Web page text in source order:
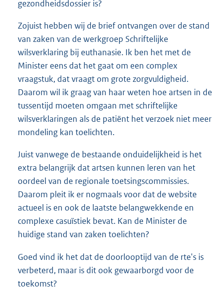
gezondheidsdossier is?
Zojuist hebben wij de brief ontvangen over de stand
van zaken van de werkgroep Schriftelijke
wilsverklaring bij euthanasie. Ik ben het met de
Minister eens dat het gaat om een complex
vraagstuk, dat vraagt om grote zorgvuldigheid.
Daarom wil ik graag van haar weten hoe artsen in de
tussentijd moeten omgaan met schriftelijke
wilsverklaringen als de patiënt het verzoek niet meer
mondeling kan toelichten.
Juist vanwege de bestaande onduidelijkheid is het
extra belangrijk dat artsen kunnen leren van het
oordeel van de regionale toetsingscommissies.
Daarom pleit ik er nogmaals voor dat de website
actueel is en ook de laatste belangwekkende en
complexe casuïstiek bevat. Kan de Minister de
huidige stand van zaken toelichten?
Goed vind ik het dat de doorlooptijd van de rte's is
verbeterd, maar is dit ook gewaarborgd voor de
toekomst?